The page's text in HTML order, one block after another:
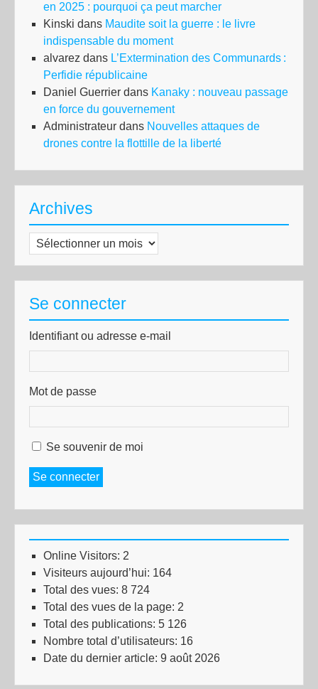
en 2025 : pourquoi ça peut marcher
Kinski dans Maudite soit la guerre : le livre
indispensable du moment
alvarez dans L’Extermination des Communards :
Perfidie républicaine
Daniel Guerrier dans Kanaky : nouveau passage
en force du gouvernement
Administrateur dans Nouvelles attaques de
drones contre la flottille de la liberté
Archives
Archives
Se connecter
Identifiant ou adresse e-mail
Mot de passe
Se souvenir de moi
Se connecter
Online Visitors: 2
Visiteurs aujourd’hui: 164
Total des vues: 8 724
Total des vues de la page: 2
Total des publications: 5 126
Nombre total d’utilisateurs: 16
Date du dernier article: 9 août 2026